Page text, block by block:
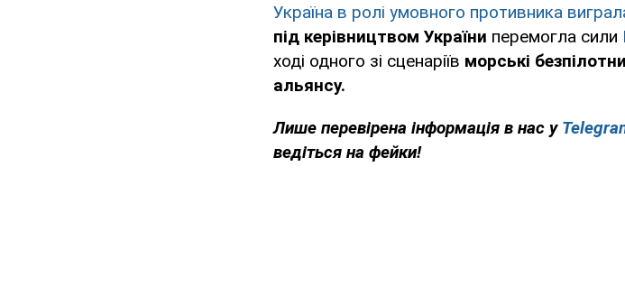
Україна в ролі умовного противника
під керівництвом України перемогла сили
ході одного зі сценаріїв морські
альянсу.
Лише перевірена інформація в нас у
ведіться на фейки!